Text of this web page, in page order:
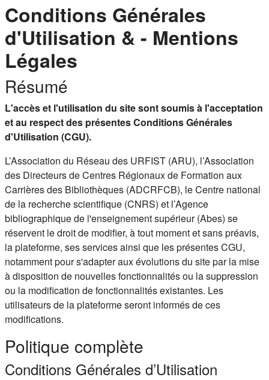
Conditions Générales
d'Utilisation & - Mentions
Légales
Résumé
L'accès et l'utilisation du site sont soumis à l'acceptation
et au respect des présentes Conditions Générales
d'Utilisation (CGU).
L’Association du Réseau des URFIST (ARU), l’Association
des Directeurs de Centres Régionaux de Formation aux
Carrières des Bibliothèques (ADCRFCB), le Centre national
de la recherche scientifique (CNRS) et l’Agence
bibliographique de l'enseignement supérieur (Abes) se
réservent le droit de modifier, à tout moment et sans préavis,
la plateforme, ses services ainsi que les présentes CGU,
notamment pour s'adapter aux évolutions du site par la mise
à disposition de nouvelles fonctionnalités ou la suppression
ou la modification de fonctionnalités existantes. Les
utilisateurs de la plateforme seront informés de ces
modifications.
Politique complète
Conditions Générales d’Utilisation